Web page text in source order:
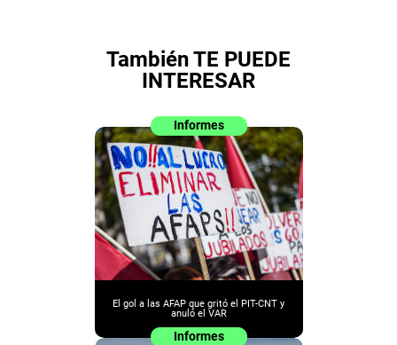
También TE PUEDE
INTERESAR
Informes
El gol a las AFAP que gritó el PIT-CNT y
anuló el VAR
Informes